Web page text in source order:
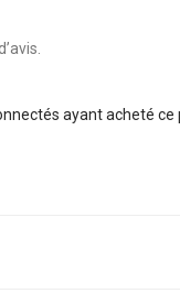
ayant acheté